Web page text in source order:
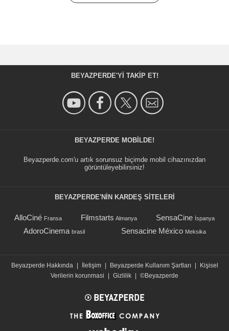
BEYAZPERDE'YI TAKIP ET!
BEYAZPERDE MOBILDE!
Beyazperde.com'u artık sorunsuz biçimde mobil cihazınızdan
görüntüleyebilirsiniz!
BEYAZPERDE'NIN KARDEŞ SİTELERİ
AlloCiné Fransa Filmstarts Almanya SensaCine İspanya
AdoroCinema brasil Sensacine México Meksika
Beyazperde Hakkında İletişim Beyazperde Kullanım Şartları
Kişisel
Verilerin korunmasi
Gizlilik ©Beyazperde